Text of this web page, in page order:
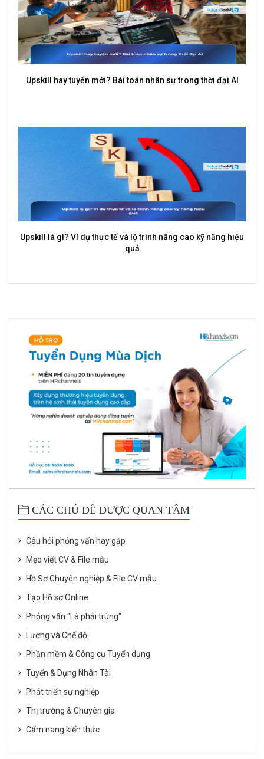
Upskill hay tuyển mới? Bài toán nhân sự trong thời đại AI
Upskill là gì? Ví dụ thực tế và lộ trình nâng cao kỹ năng hiệu
quả
CÁC CHỦ ĐỀ ĐƯỢC QUAN TÂM
Câu hỏi phỏng vấn hay gặp
Mẹo viết CV & File mẫu
Hồ Sơ Chuyên nghiệp & File CV mẫu
Tạo Hồ sơ Online
Phỏng vấn "Là phải trúng"
Lương và Chế độ
Phần mềm & Công cụ Tuyển dụng
Tuyển & Dụng Nhân Tài
Phát triển sự nghiệp
Thị trường & Chuyên gia
Cẩm nang kiến thức